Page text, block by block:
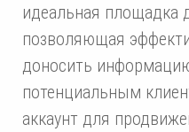
идеальная площадка
позволяющая
доносить
потенциальным
аккаунт для